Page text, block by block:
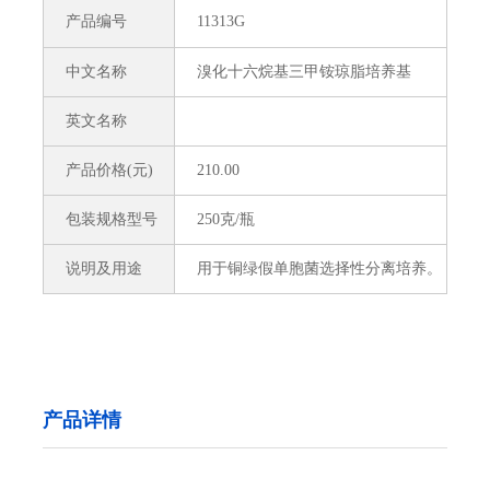
产品编号 11313G
中文名称 溴化十六烷基三甲铵琼脂培养基
英文名称
产品价格(元) 210.00
包装规格型号 250克/瓶
说明及用途 用于铜绿假单胞菌选择性分离培养。
产品详情